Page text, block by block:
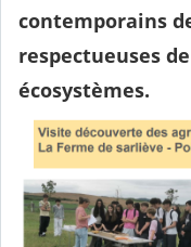
contemporains
respectueuses
écosystèmes.